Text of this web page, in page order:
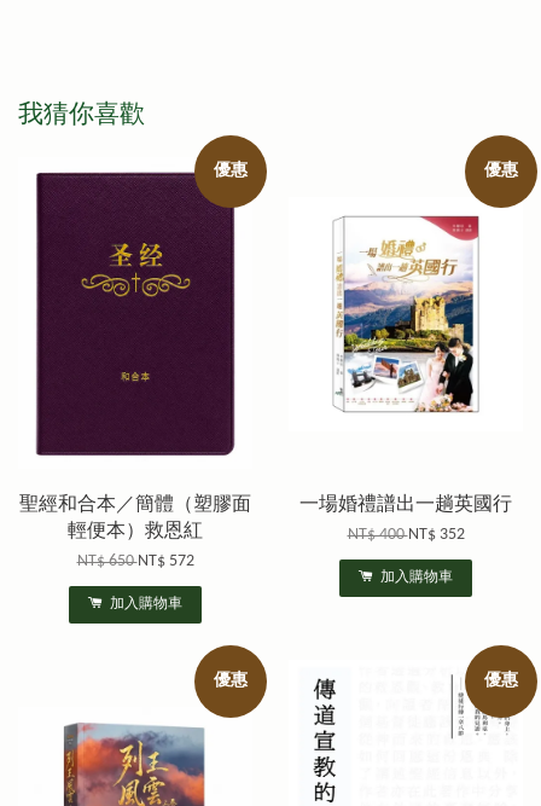
我猜你喜歡
優惠
聖經和合本／簡體（塑膠面
輕便本）救恩紅
NT$ 650NT$ 572
加入購物車
優惠
一場婚禮譜出一趟英國行
NT$ 400NT$ 352
加入購物車
優惠 優惠